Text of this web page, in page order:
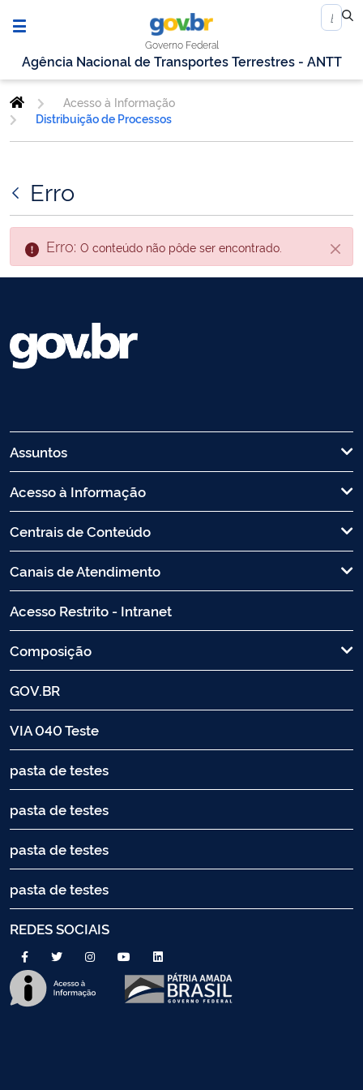
Governo Federal
Agência Nacional de Transportes Terrestres - ANTT
Acesso à Informação
Distribuição de Processos
Erro
Erro: O conteúdo não pôde ser encontrado.
Assuntos
Acesso à Informação
Centrais de Conteúdo
Canais de Atendimento
Acesso Restrito - Intranet
Composição
GOV.BR
VIA 040 Teste
pasta de testes
pasta de testes
pasta de testes
pasta de testes
REDES SOCIAIS